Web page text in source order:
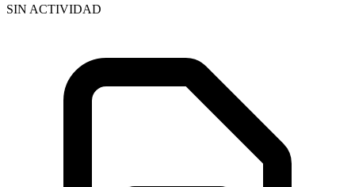
SIN ACTIVIDAD